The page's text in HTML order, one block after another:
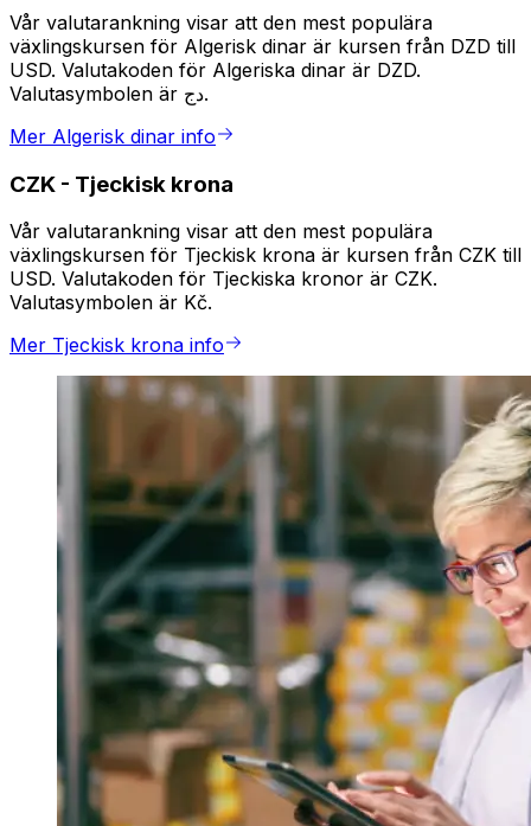
Vår valutarankning visar att den mest populära
växlingskursen för Algerisk dinar är kursen från DZD till
USD. Valutakoden för Algeriska dinar är DZD.
Valutasymbolen är دج.
Mer Algerisk dinar info
CZK - Tjeckisk krona
Vår valutarankning visar att den mest populära
växlingskursen för Tjeckisk krona är kursen från CZK till
USD. Valutakoden för Tjeckiska kronor är CZK.
Valutasymbolen är Kč.
Mer Tjeckisk krona info